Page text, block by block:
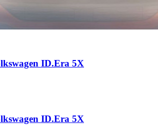
ID.Era 5X
ID.Era 5X